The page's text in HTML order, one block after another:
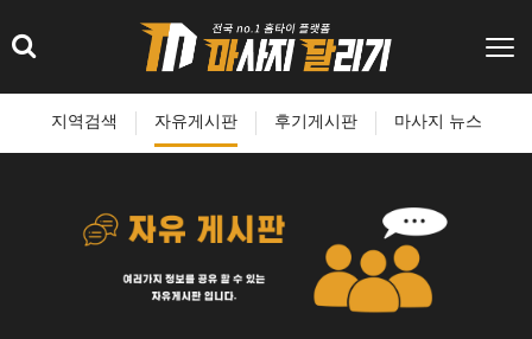
지역검색 자유게시판 후기게시판 마사지 뉴스